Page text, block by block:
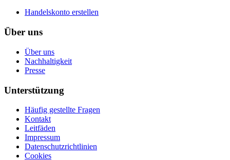
Handelskonto erstellen
Über uns
Über uns
Nachhaltigkeit
Presse
Unterstützung
Häufig gestellte Fragen
Kontakt
Leitfäden
Impressum
Datenschutzrichtlinien
Cookies